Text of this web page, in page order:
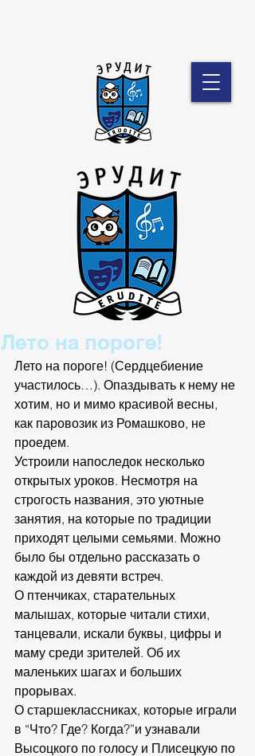
Лето на пороге!
Лето на пороге! (Сердцебиение
участилось…). Опаздывать к нему не
хотим, но и мимо красивой весны,
как паровозик из Ромашково, не
проедем.
Устроили напоследок несколько
открытых уроков. Несмотря на
строгость названия, это уютные
занятия, на которые по традиции
приходят целыми семьями. Можно
было бы отдельно рассказать о
каждой из девяти встреч.
О птенчиках, старательных
малышах, которые читали стихи,
танцевали, искали буквы, цифры и
маму среди зрителей. Об их
маленьких шагах и больших
прорывах.
О старшеклассниках, которые играли
в “Что? Где? Когда?”и узнавали
Высоцкого по голосу и Плисецкую по